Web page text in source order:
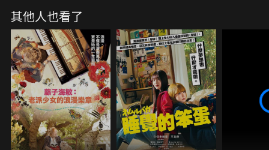
助，大仔面對無法言語卻努力想要給予協助的母親，
一時說出違心的氣話，不久便離開家鄉到東京發展。
來到東京的大仔直到認識了一群和父母一樣聽不到聲
音的朋友，讓他重新省思自己與母親的關係。多年後
回到家鄉，面對依然溫暖開朗，總是傾全力向孩子表
達關愛的母親，大仔明白「家」永遠在身後陪伴著自
己。
其他人也看了